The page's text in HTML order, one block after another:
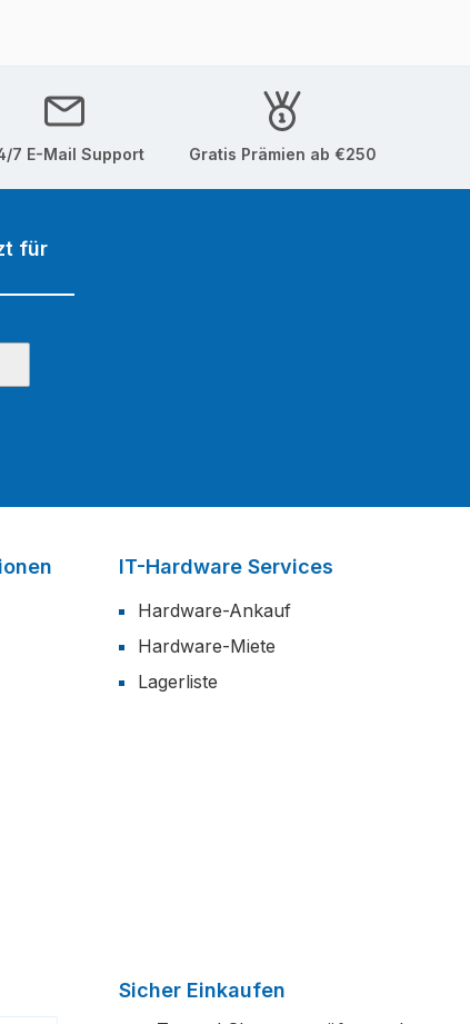
7 E-Mail Support Gratis Prämien ab €250
für
IT-Hardware Services
Hardware-Ankauf
Hardware-Miete
Lagerliste
Sicher Einkaufen